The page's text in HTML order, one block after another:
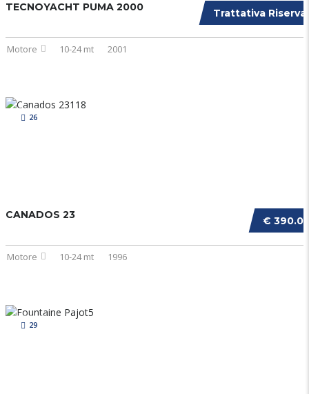
Trattativa
TECNOYACHT PUMA 2000
Motore 10-24 mt 2001
26
€
CANADOS 23
Motore 10-24 mt 1996
29